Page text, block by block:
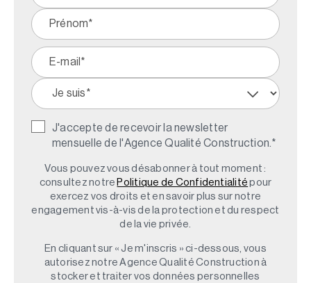
J'accepte de recevoir la newsletter
mensuelle de l'Agence Qualité Construction.*
Vous pouvez vous désabonner à tout moment :
consultez notre Politique de Confidentialité pour
exercez vos droits et en savoir plus sur notre
engagement vis-à-vis de la protection et du respect
de la vie privée.
En cliquant sur « Je m'inscris » ci-dessous, vous
autorisez notre Agence Qualité Construction à
stocker et traiter vos données personnelles